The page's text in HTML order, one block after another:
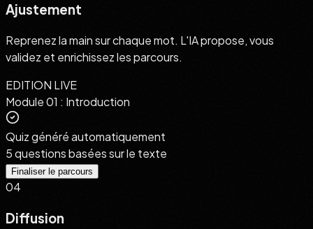
Ajustement
Reprenez la main sur chaque mot. L'IA propose, vous
validez et enrichissez les parcours.
EDITION LIVE
Module 01 : Introduction
Quiz généré automatiquement
5 questions basées sur le texte
Finaliser le parcours
04
Diffusion